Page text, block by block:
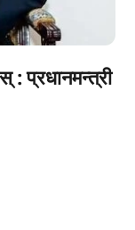
: प्रधानमन्त्री